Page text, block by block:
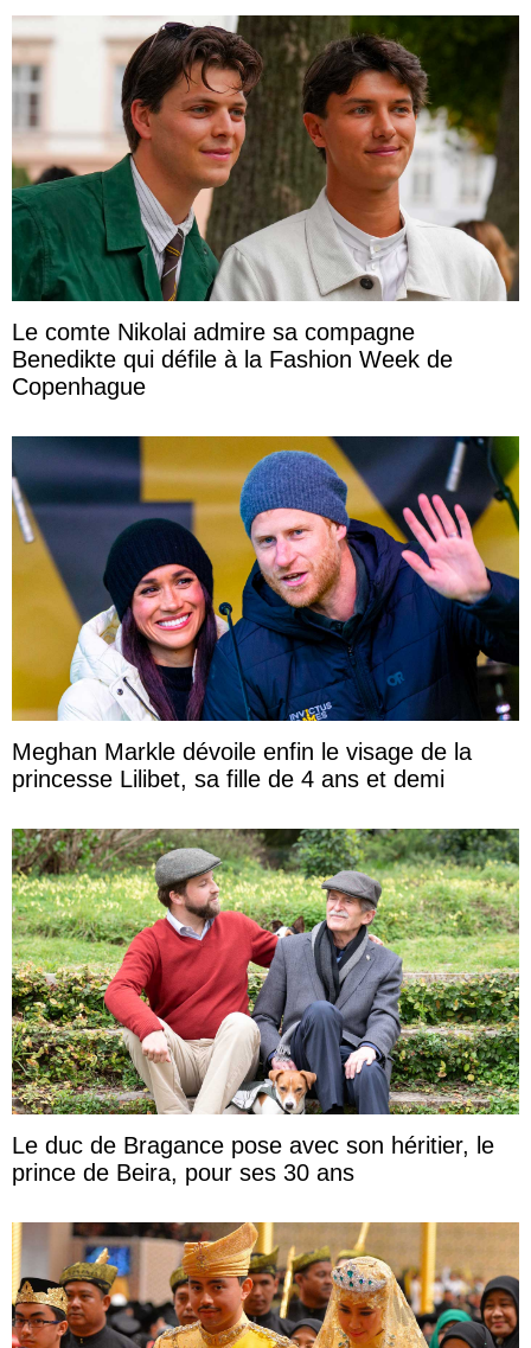
Le comte Nikolai admire sa compagne
Benedikte qui défile à la Fashion Week de
Copenhague
Meghan Markle dévoile enfin le visage de la
princesse Lilibet, sa fille de 4 ans et demi
Le duc de Bragance pose avec son héritier, le
prince de Beira, pour ses 30 ans